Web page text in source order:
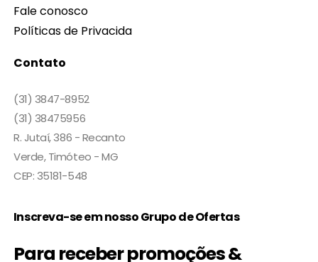
Fale conosco
Políticas de Privacida
Contato
(31) 3847-8952
(31) 38475956
R. Jutaí, 386 - Recanto
Verde, Timóteo - MG
CEP: 35181-548
Inscreva-se em nosso Grupo de Ofertas
Para receber promoções &